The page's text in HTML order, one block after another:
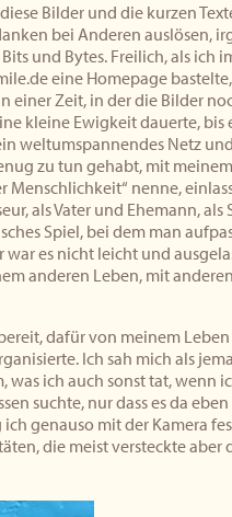
Bilder und die kurzen
bei Anderen auslösen,
und Bytes. Freilich, als ich
eine Homepage
einer Zeit, in der die Bilder
kleine Ewigkeit dauerte,
weltumspannendes Netz
zu tun gehabt, mit
Menschlichkeit“ nenne,
als Vater und Ehemann,
Spiel, bei dem man
es nicht leicht und
anderen Leben, mit
dafür von meinem
Ich sah mich als
was ich auch sonst tat, wenn
suchte, nur dass es da
genauso mit der Kamera
die meist versteckte